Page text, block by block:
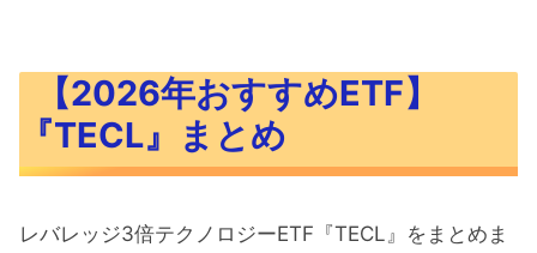
【2026年おすすめETF】
『TECL』まとめ
レバレッジ3倍テクノロジーETF『TECL』をまとめま